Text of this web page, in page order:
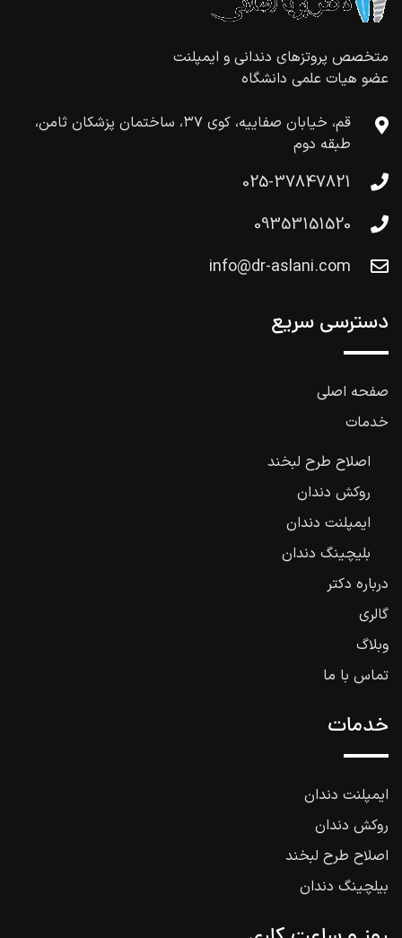
متخصص پروتزهای دندانی و ايمپلنت
عضو هيات علمی دانشگاه
قم، خیابان صفاییه، کوی ۳۷، ساختمان پزشكان ثامن،
طبقه دوم
025-37847821
09353151520
info@dr-aslani.com
دسترسی سریع
صفحه اصلی
خدمات
اصلاح طرح لبخند
روکش دندان
ایمپلنت دندان
بلیچینگ دندان
درباره دکتر
گالری
وبلاگ
تماس با ما
خدمات
ایمپلنت دندان
روکش دندان
اصلاح طرح لبخند
بیلچینگ دندان